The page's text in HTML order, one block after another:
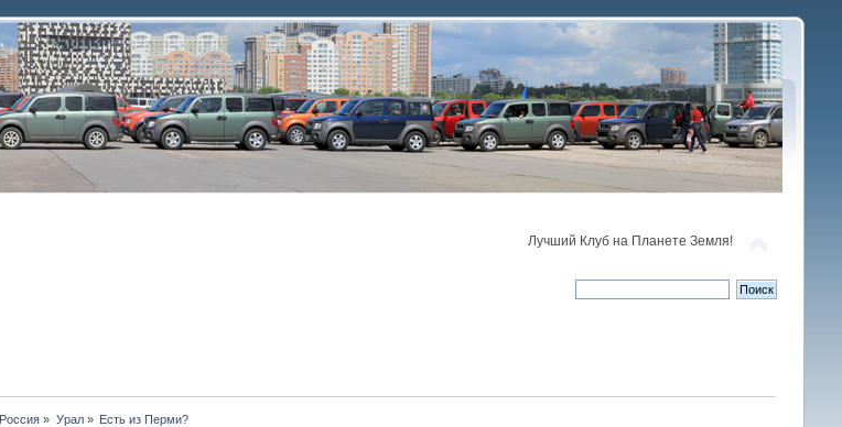
Лучший Клуб на Планете Земля!
» Урал» Есть из Перми?